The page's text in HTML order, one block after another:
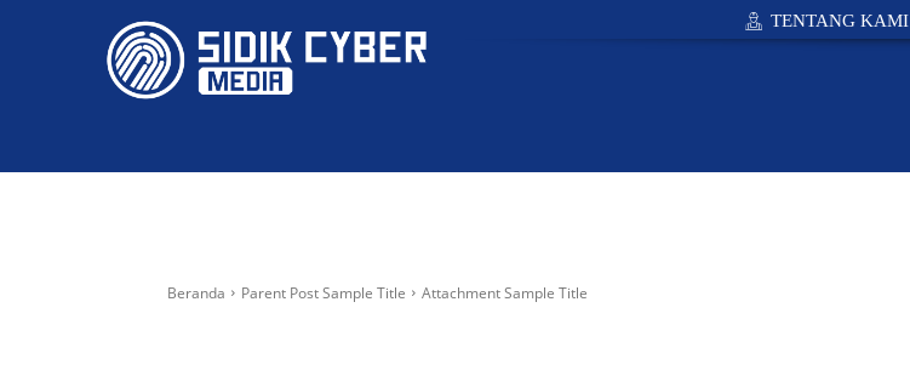
TENTANG KAMI
Beranda Parent Post Sample Title Attachment Sample Title